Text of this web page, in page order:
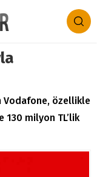
Vodafone, özellikle
130 milyon TL’lik